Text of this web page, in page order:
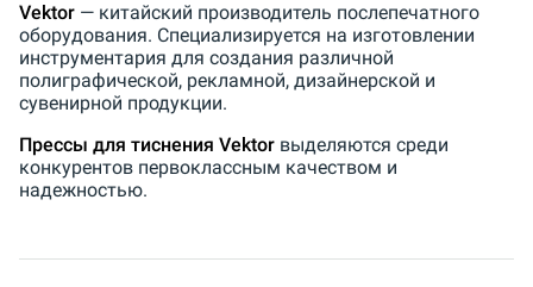
Vektor — китайский производитель послепечатного
оборудования. Специализируется на изготовлении
инструментария для создания различной
полиграфической, рекламной, дизайнерской и
сувенирной продукции.
Прессы для тиснения Vektor выделяются среди
конкурентов первоклассным качеством и
надежностью.